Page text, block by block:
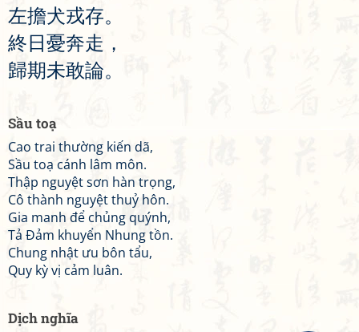
左擔犬戎存。
終 日 憂奔走 ，
歸期未敢論。
Sầu toạ
Cao trai thường kiến dã,
Sầu toạ cánh lâm môn.
Thập nguyệt sơn hàn trọng,
Cô thành nguyệt thuỷ hôn.
Gia manh để chủng quýnh,
Tả Đảm khuyển Nhung tồn.
Chung nhật ưu bôn tẩu,
Quy kỳ vị cảm luân.
Dịch nghĩa